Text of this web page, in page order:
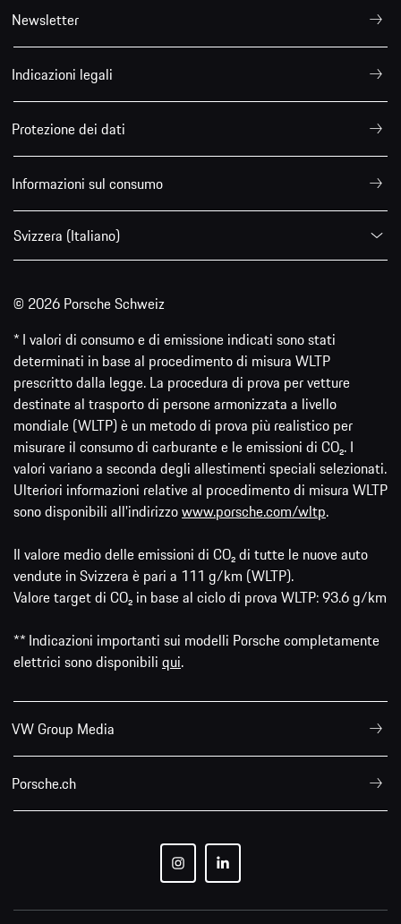
Newsletter
Indicazioni legali
Protezione dei dati
Informazioni sul consumo
Svizzera (Italiano)
© 2026 Porsche Schweiz
* I valori di consumo e di emissione indicati sono stati
determinati in base al procedimento di misura WLTP
prescritto dalla legge. La procedura di prova per vetture
destinate al trasporto di persone armonizzata a livello
mondiale (WLTP) è un metodo di prova più realistico per
misurare il consumo di carburante e le emissioni di CO₂. I
valori variano a seconda degli allestimenti speciali selezionati.
Ulteriori informazioni relative al procedimento di misura WLTP
sono disponibili all'indirizzowww.porsche.com/wltp.
Il valore medio delle emissioni di CO₂ di tutte le nuove auto
vendute in Svizzera è pari a 111 g/km (WLTP).
Valore target di CO₂ in base al ciclo di prova WLTP: 93.6 g/km
** Indicazioni importanti sui modelli Porsche completamente
elettrici sono disponibili qui.
VW Group Media
Porsche.ch